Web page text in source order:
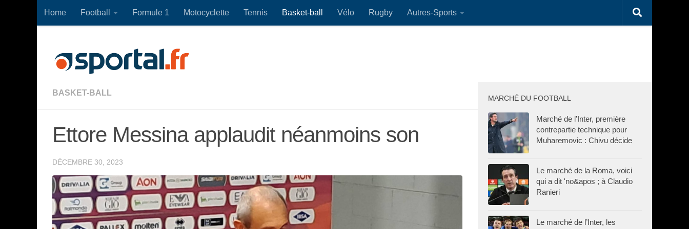
Skip to content
Home Football Formule 1 Motocyclette Tennis Basket-ball Vélo Rugby Autres-Sports
BASKET-BALL
Ettore Messina applaudit néanmoins son
DÉCEMBRE 30, 2023
MARCHÉ DU FOOTBALL
Marché de l’Inter, première
contrepartie technique pour
Muharemovic : Chivu décide
Le marché de la Roma, voici
qui a dit 'no&apos ; à Claudio
Ranieri
Le marché de l’Inter, les